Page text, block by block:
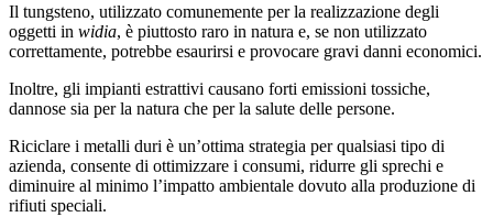
Il tungsteno, utilizzato comunemente per la realizzazione degli
oggetti in widia, è piuttosto raro in natura e, se non utilizzato
correttamente, potrebbe esaurirsi e provocare gravi danni economici.
Inoltre, gli impianti estrattivi causano forti emissioni tossiche,
dannose sia per la natura che per la salute delle persone.
Riciclare i metalli duri è un’ottima strategia per qualsiasi tipo di
azienda, consente di ottimizzare i consumi, ridurre gli sprechi e
diminuire al minimo l’impatto ambientale dovuto alla produzione di
rifiuti speciali.